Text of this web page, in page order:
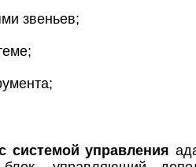
звеньев;
системой управления